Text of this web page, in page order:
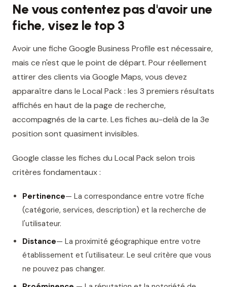
Ne vous contentez pas d'avoir une
fiche, visez le top 3
Avoir une fiche Google Business Profile est nécessaire,
mais ce n'est que le point de départ. Pour réellement
attirer des clients via Google Maps, vous devez
apparaître dans le Local Pack : les 3 premiers résultats
affichés en haut de la page de recherche,
accompagnés de la carte. Les fiches au-delà de la 3e
position sont quasiment invisibles.
Google classe les fiches du Local Pack selon trois
critères fondamentaux :
Pertinence— La correspondance entre votre fiche
(catégorie, services, description) et la recherche de
l'utilisateur.
Distance— La proximité géographique entre votre
établissement et l'utilisateur. Le seul critère que vous
ne pouvez pas changer.